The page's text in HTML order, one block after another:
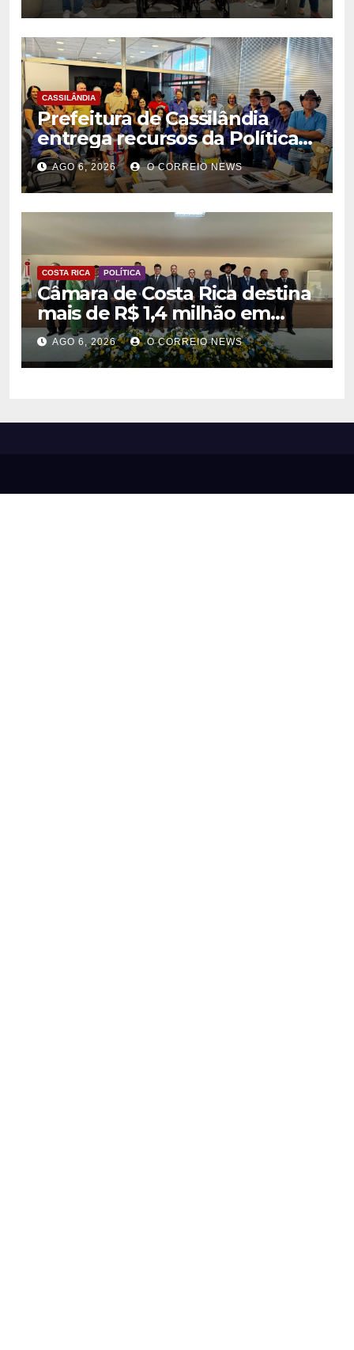
CASSILÂNDIA
Prefeitura de Cassilândia
entrega recursos da Política
Nacional Aldir Blanc a
agentes culturais
AGO 6, 2026 O CORREIO NEWS
COSTA RICA POLÍTICA
Câmara de Costa Rica destina
mais de R$ 1,4 milhão em
emendas para investimentos
em diversas áreas
AGO 6, 2026 O CORREIO NEWS